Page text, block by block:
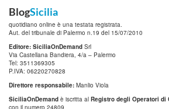
BlogSicilia
quotidiano online è una testata registrata.
Aut. del tribunale di Palermo n.19 del 15/07/2010
Editore: SiciliaOnDemand Srl
Via Castellana Bandiera, 4/a – Palermo
Tel: 3511369305
P.IVA: 06220270828
Direttore responsabile: Manlio Viola
SiciliaOnDemand è iscritta al Registro degli Operatori di
con il numero 24809